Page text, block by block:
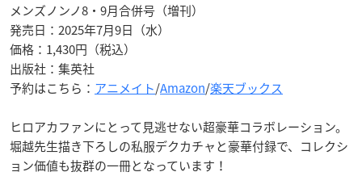
メンズノンノ8・9月合併号（増刊）
発売日：2025年7月9日（水）
価格：1,430円（税込）
出版社：集英社
予約はこちら： アニメイト/Amazon/楽天ブックス
ヒロアカファンにとって見逃せない超豪華コラボレーション。
堀越先生描き下ろしの私服デクカチャと豪華付録で、コレクシ
ョン価値も抜群の一冊となっています！